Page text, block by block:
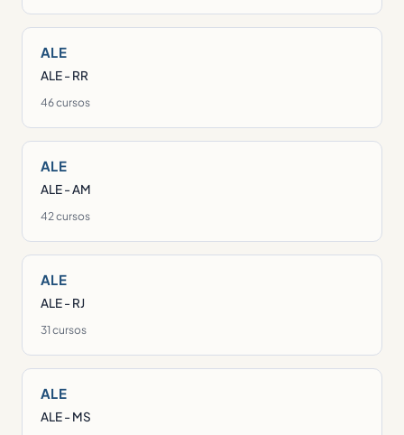
ALE
ALE - RR
46 cursos
ALE
ALE - AM
42 cursos
ALE
ALE - RJ
31 cursos
ALE
ALE - MS